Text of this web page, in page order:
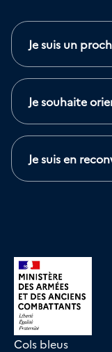
Je suis un
Je souhaite
Je suis en
Cols bleus